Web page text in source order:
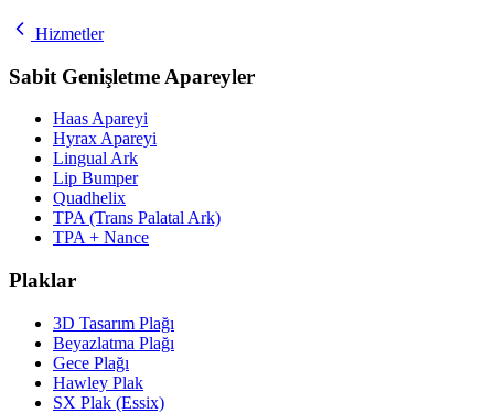
Hizmetler
Sabit Genişletme Apareyler
Haas Apareyi
Hyrax Apareyi
Lingual Ark
Lip Bumper
Quadhelix
TPA (Trans Palatal Ark)
TPA + Nance
Plaklar
3D Tasarım Plağı
Beyazlatma Plağı
Gece Plağı
Hawley Plak
SX Plak (Essix)